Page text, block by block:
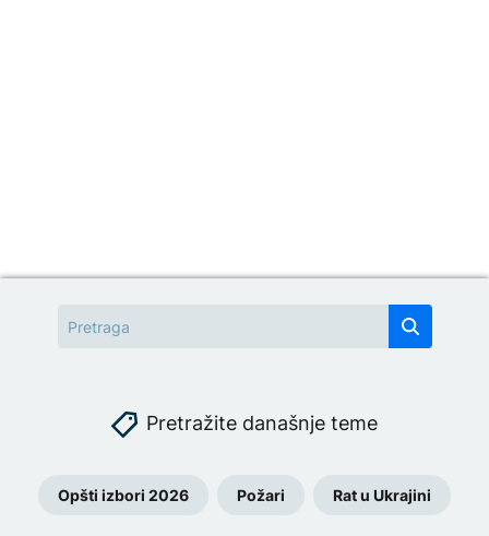
Pretražite današnje teme
Opšti izbori 2026 Požari Rat u Ukrajini